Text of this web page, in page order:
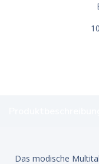
Das modische